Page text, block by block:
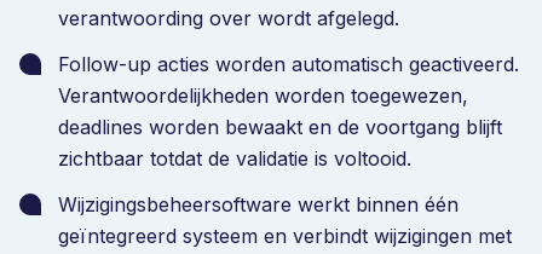
verantwoording over wordt afgelegd.
Follow-up acties worden automatisch geactiveerd.
Verantwoordelijkheden worden toegewezen,
deadlines worden bewaakt en de voortgang blijft
zichtbaar totdat de validatie is voltooid.
Wijzigingsbeheersoftware werkt binnen één
geïntegreerd systeem en verbindt wijzigingen met